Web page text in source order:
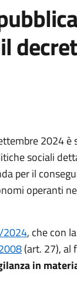
2024 è
sociali
per il
operanti
2024, che con
(art. 27), al
in